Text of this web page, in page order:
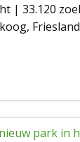
| 33.120
park in